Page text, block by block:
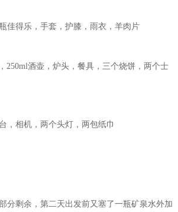
佳得乐，手套，护膝，雨衣，羊肉片
250ml酒壶，炉头，餐具，三个烧饼，两个士
，相机，两个头灯，两包纸巾
分剩余，第二天出发前又塞了一瓶矿泉水外加